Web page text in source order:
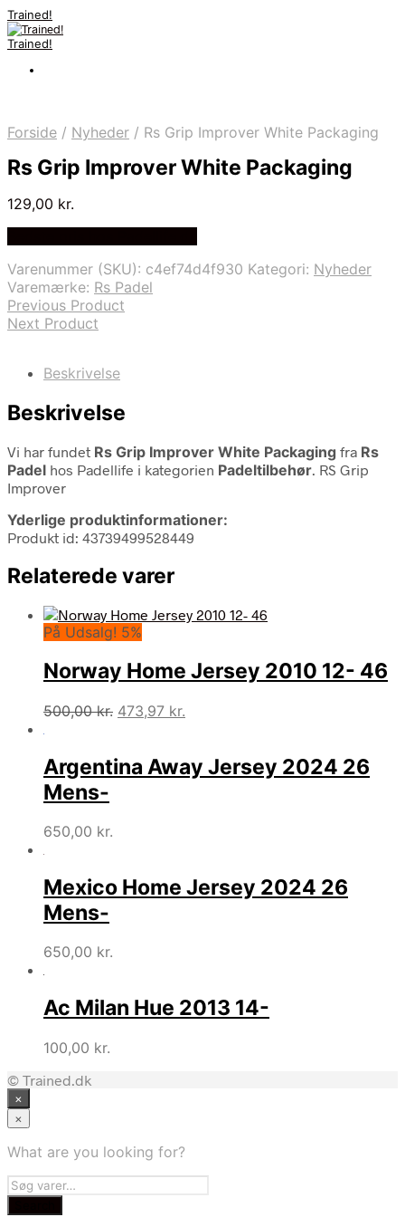
Trained!
Trained!
Forside / Nyheder / Rs Grip Improver White Packaging
Rs Grip Improver White Packaging
129,00 kr.
Varenummer (SKU): c4ef74d4f930 Kategori: Nyheder
Varemærke: Rs Padel
Previous Product
Next Product
Beskrivelse
Beskrivelse
Vi har fundet Rs Grip Improver White Packaging fra Rs
Padel hos Padellife i kategorien Padeltilbehør. RS Grip
Improver
Yderlige produktinformationer:
Produkt id: 43739499528449
Relaterede varer
På Udsalg! 5%
Norway Home Jersey 2010 12- 46
500,00kr. Den
var:
500,00 kr..
473,97 kr.
er:
473,97 kr..
Argentina Away Jersey 2024 26
Mens-
650,00 kr.
Mexico Home Jersey 2024 26
Mens-
650,00 kr.
Ac Milan Hue 2013 14-
100,00 kr.
© Trained.dk
×
×
What are you looking for?